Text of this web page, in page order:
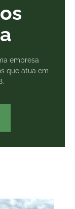
empresa
que atua em